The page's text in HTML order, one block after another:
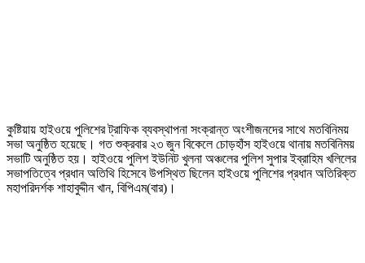
কুষ্টিয়ায় হাইওয়ে পুলিশের ট্রাফিক ব্যবস্থাপনা সংক্রান্ত অংশীজনদের সাথে মতবিনিময়
সভা অনুষ্ঠিত হয়েছে। গত শুক্রবার ২৩ জুন বিকেলে চোড়হাঁস হাইওয়ে থানায় মতবিনিময়
সভাটি অনুষ্ঠিত হয়। হাইওয়ে পুলিশ ইউনিট খুলনা অঞ্চলের পুলিশ সুপার ইব্রাহিম খলিলের
সভাপতিত্বে প্রধান অতিথি হিসেবে উপস্থিত ছিলেন হাইওয়ে পুলিশের প্রধান অতিরিক্ত
মহাপরিদর্শক শাহাবুদ্দীন খান, বিপিএম(বার)।